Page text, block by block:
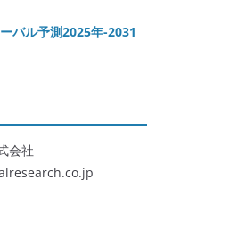
バル予測2025年-2031
会社